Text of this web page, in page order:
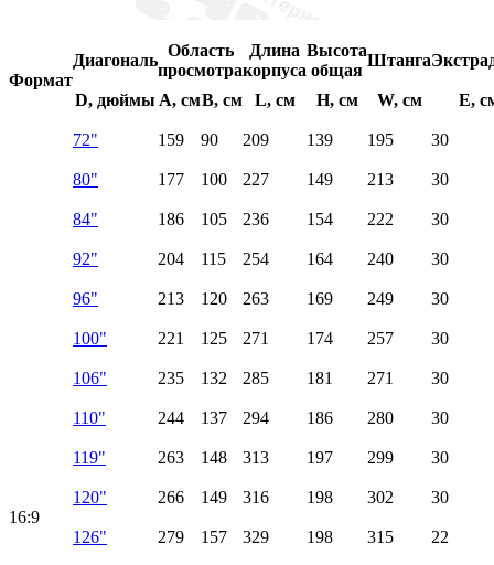
Формат
Диагональ
Область
просмотра
Длина
корпуса
Высота
общая
Штанга
D, дюймы A, смB, см L, см H, см W, см E,
16:9
72" 159 90 209 139 195 30
80" 177 100 227 149 213 30
84" 186 105 236 154 222 30
92" 204 115 254 164 240 30
96" 213 120 263 169 249 30
100" 221 125 271 174 257 30
106" 235 132 285 181 271 30
110" 244 137 294 186 280 30
119" 263 148 313 197 299 30
120" 266 149 316 198 302 30
126" 279 157 329 198 315 22